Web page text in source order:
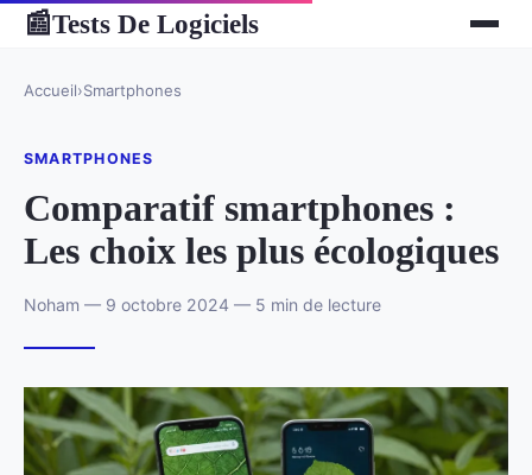
📰Tests De Logiciels
Accueil›Smartphones
SMARTPHONES
Comparatif smartphones :
Les choix les plus écologiques
Noham — 9 octobre 2024 — 5 min de lecture